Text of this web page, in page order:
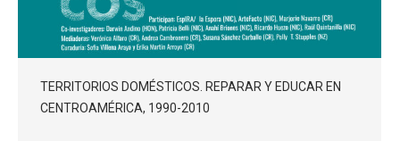
TERRITORIOS DOMÉSTICOS. REPARAR Y EDUCAR EN
CENTROAMÉRICA, 1990-2010